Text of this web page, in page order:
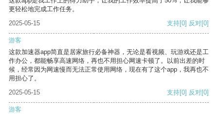
更轻松地完成工作任务。
2025-05-15
支持[0] 反对[0]
游客
这款加速器app简直是居家旅行必备神器，无论是看视频、玩游戏还是工
作办公，都能畅享高速网络，再也不用担心网速卡顿了。以前出差的时
候，经常因为网速慢而无法正常使用网络，现在有了这个app，我再也不
用担心了。
2025-05-15
支持[0] 反对[0]
游客